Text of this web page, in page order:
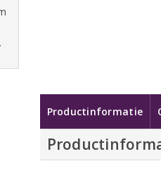
.
Productinformatie